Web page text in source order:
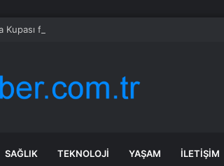
finali öncesi dev yasa dışı bahis operasyonu
SAĞLIK TEKNOLOJI YAŞAM İLETIŞIM